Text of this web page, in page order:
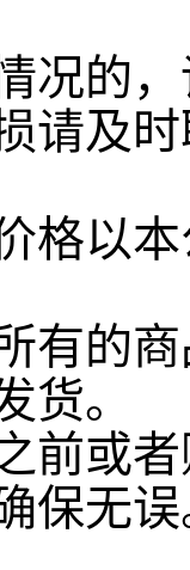
况的
请及
格以
有的
货。
前或
保无